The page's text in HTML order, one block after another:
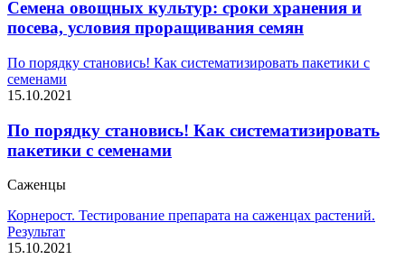
Семена овощных культур: сроки хранения и
посева, условия проращивания семян
По порядку становись! Как систематизировать пакетики с
семенами
15.10.2021
По порядку становись! Как систематизировать
пакетики с семенами
Саженцы
Корнерост. Тестирование препарата на саженцах растений.
Результат
15.10.2021